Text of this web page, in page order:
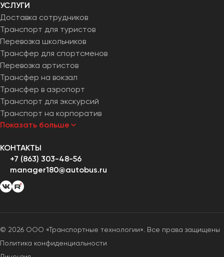
УСЛУГИ
Доставка сотрудников
Транспорт для туристов
Перевозка школьников
Трансфер для спортсменов
Перевозка артистов
Трансфер на вокзал
Трансфер в аэропорт
Транспорт для экскурсий
Транспорт на корпоратив
Показать больше
КОНТАКТЫ
+7 (863) 303-48-56
manager180@autobus.ru
© 2026 ООО «Транспортные технологии». Все права защищены
Политика конфиденциальности